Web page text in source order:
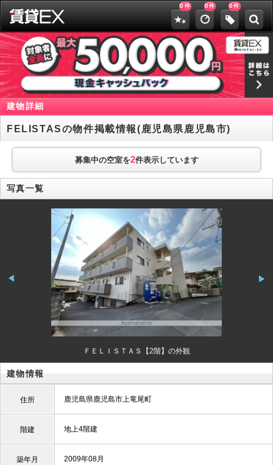
0 件 0件 0件
建物詳細
FELISTASの物件掲載情報(鹿児島県鹿児島市)
募集中の空室を2件表示しています
写真一覧
ＦＥＬＩＳＴＡＳ【2階】の外観
建物情報
住所 鹿児島県鹿児島市上竜尾町
階建 地上4階建
築年月 2009年08月